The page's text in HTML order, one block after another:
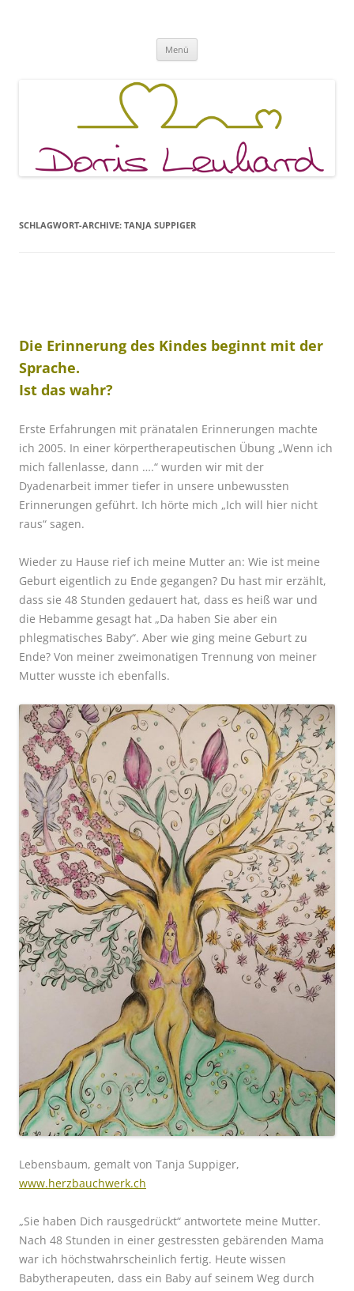
Menü
SCHLAGWORT-ARCHIVE: TANJA SUPPIGER
Die Erinnerung des Kindes beginnt mit der
Sprache.
Ist das wahr?
Erste Erfahrungen mit pränatalen Erinnerungen machte
ich 2005. In einer körpertherapeutischen Übung „Wenn ich
mich fallenlasse, dann ….“ wurden wir mit der
Dyadenarbeit immer tiefer in unsere unbewussten
Erinnerungen geführt. Ich hörte mich „Ich will hier nicht
raus“ sagen.
Wieder zu Hause rief ich meine Mutter an: Wie ist meine
Geburt eigentlich zu Ende gegangen? Du hast mir erzählt,
dass sie 48 Stunden gedauert hat, dass es heiß war und
die Hebamme gesagt hat „Da haben Sie aber ein
phlegmatisches Baby“. Aber wie ging meine Geburt zu
Ende? Von meiner zweimonatigen Trennung von meiner
Mutter wusste ich ebenfalls.
Lebensbaum, gemalt von Tanja Suppiger,
www.herzbauchwerk.ch
„Sie haben Dich rausgedrückt“ antwortete meine Mutter.
Nach 48 Stunden in einer gestressten gebärenden Mama
war ich höchstwahrscheinlich fertig. Heute wissen
Babytherapeuten, dass ein Baby auf seinem Weg durch